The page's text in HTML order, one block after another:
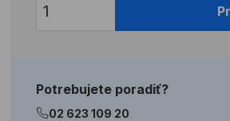
Potrebujete poradiť?
02 623 109 20